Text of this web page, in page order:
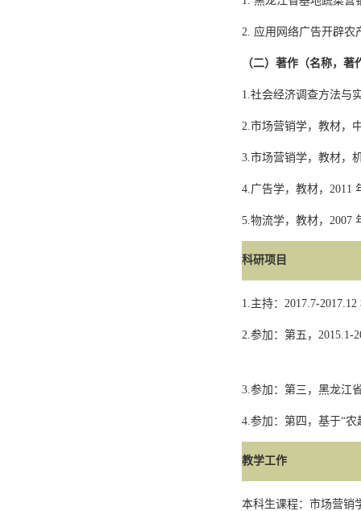
2. 应用网络广告开辟农
（二）著作（名称，
1.社会经济调查方法与
2.市场营销学，教材，
3.市场营销学，教材，
4.广告学，教材， 2011
5.物流学，教材， 2007
科研项目
1.主持： 2017.7-2017.12
2.参加：第五， 2015.1-
3.参加：第三，黑龙江
4.参加：第四，基于“农
教学工作
本科生课程：市场营销